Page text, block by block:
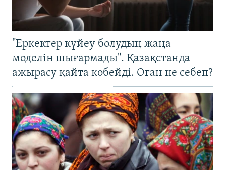
"Еркектер күйеу болудың жаңа
моделін шығармады". Қазақстанда
ажырасу қайта көбейді. Оған не себеп?